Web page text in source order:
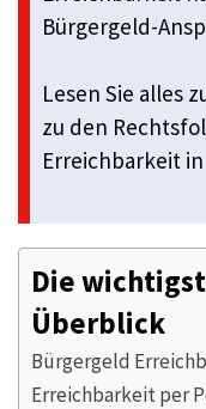
Bürgergeld-
Lesen Sie alles
zu den
Erreichbarkeit
Die
Überblick
Bürgergeld
Erreichbarkeit per